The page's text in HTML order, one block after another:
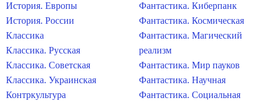
История. Европы
История. России
Классика
Классика. Русская
Классика. Советская
Классика. Украинская
Контркультура
Фантастика. Киберпанк
Фантастика. Космическая
Фантастика. Магический
реализм
Фантастика. Мир пауков
Фантастика. Научная
Фантастика. Социальная